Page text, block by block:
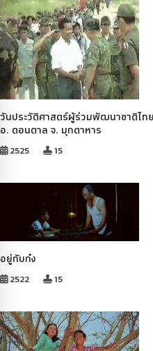
วันประวัติศาสตร์ผู้ร่วมพัฒนาชาติไท
อ. ดอนตาล จ. มุกดาหาร
2525 15
อยู่กับก๋ง
2522 15